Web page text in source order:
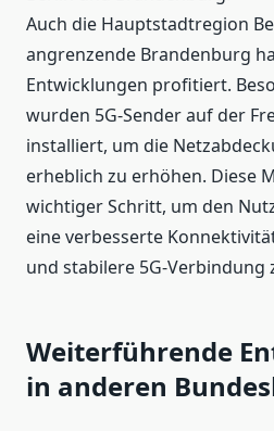
Auch die Hauptstadtregion
angrenzende Brandenburg
Entwicklungen profitiert.
wurden 5G-Sender auf der
installiert, um die
erheblich zu erhöhen. Diese
wichtiger Schritt, um den
eine verbesserte
und stabilere 5G-Verbindung
Weiterführende
in anderen